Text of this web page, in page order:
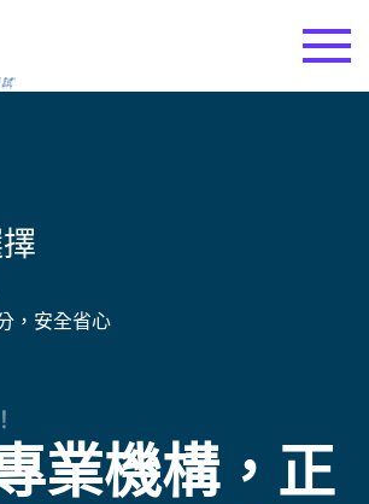
，安全省心
業機構，正